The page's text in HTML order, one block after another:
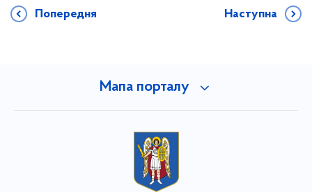
Попередня Наступна
Мапа порталу